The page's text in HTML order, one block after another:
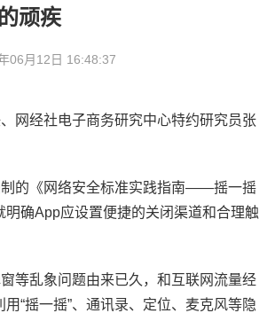
顽疾
06月12日 16:48:37
网经社电子商务研究中心特约研究员张
的《网络安全标准实践指南——摇一摇
确App应设置便捷的关闭渠道和合理触
等乱象问题由来已久，和互联网流量经
“摇一摇”、通讯录、定位、麦克风等隐